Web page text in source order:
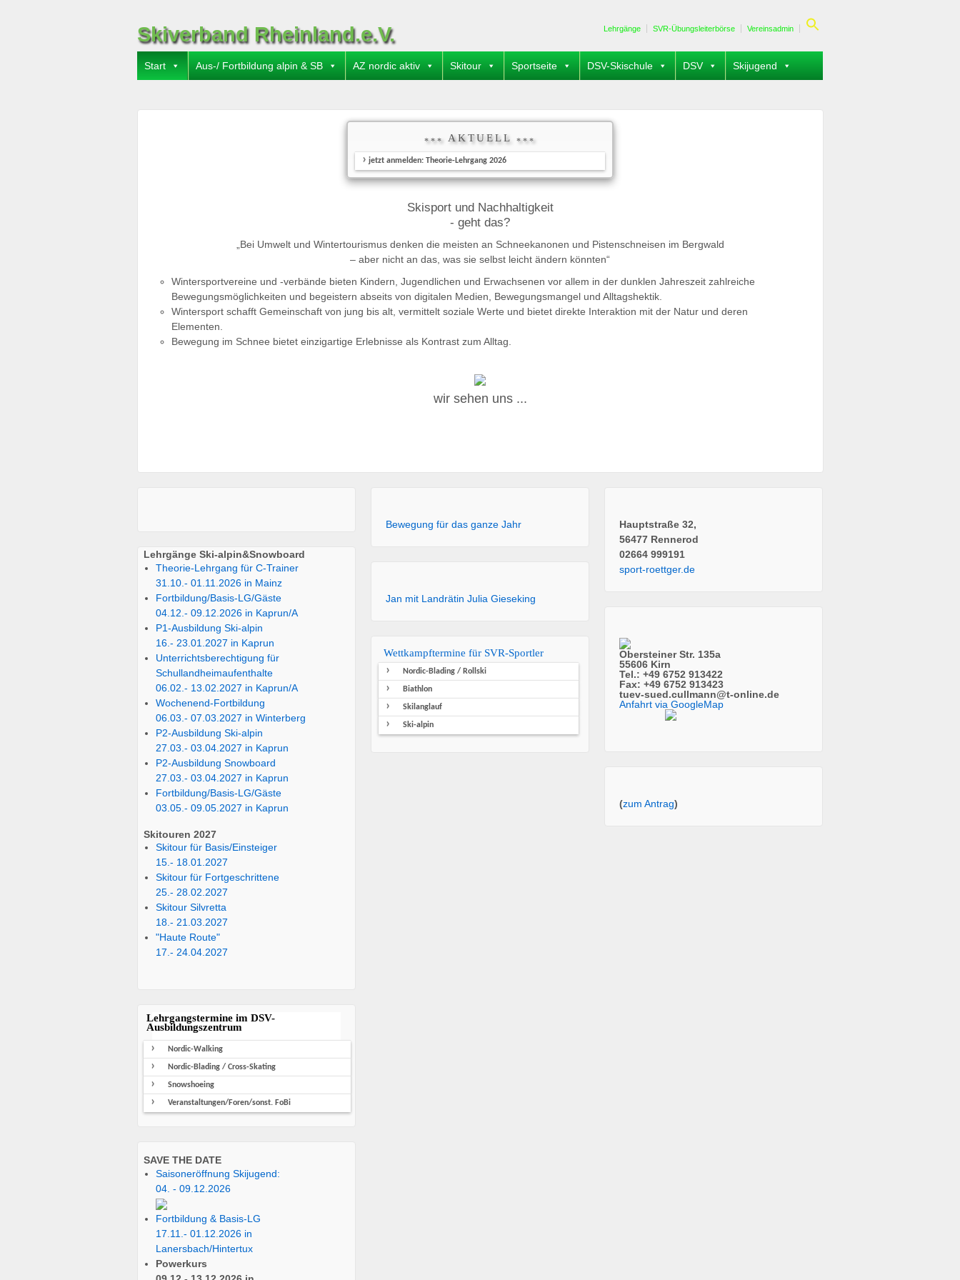
Lehrgänge SVR-Übungsleiterbörse Vereinsadmin
Skiverband Rheinland.e.V.
Start Aus-/ Fortbildung alpin & SB AZ nordic aktiv Skitour Sportseite DSV-Skischule DSV Skijugend
*** AKTUELL***
jetzt anmelden: Theorie-Lehrgang 2026
Skisport und Nachhaltigkeit
- geht das?
„Bei Umwelt und Wintertourismus denken die meisten an Schneekanonen und Pistenschneisen im Bergwald
– aber nicht an das, was sie selbst leicht ändern könnten“
Wintersportvereine und -verbände bieten Kindern, Jugendlichen und Erwachsenen vor allem in der dunklen Jahreszeit zahlreiche
Bewegungsmöglichkeiten und begeistern abseits von digitalen Medien, Bewegungsmangel und Alltagshektik.
Wintersport schafft Gemeinschaft von jung bis alt, vermittelt soziale Werte und bietet direkte Interaktion mit der Natur und deren
Elementen.
Bewegung im Schnee bietet einzigartige Erlebnisse als Kontrast zum Alltag.
wir sehen uns ...
Lehrgänge Ski-alpin&Snowboard
Theorie-Lehrgang für C-Trainer
31.10.- 01.11.2026 in Mainz
Fortbildung/Basis-LG/Gäste
04.12.- 09.12.2026 in Kaprun/A
P1-Ausbildung Ski-alpin
16.- 23.01.2027 in Kaprun
Unterrichtsberechtigung für
Schullandheimaufenthalte
06.02.- 13.02.2027 in Kaprun/A
Wochenend-Fortbildung
06.03.- 07.03.2027 in Winterberg
P2-Ausbildung Ski-alpin
27.03.- 03.04.2027 in Kaprun
P2-Ausbildung Snowboard
27.03.- 03.04.2027 in Kaprun
Fortbildung/Basis-LG/Gäste
03.05.- 09.05.2027 in Kaprun
Skitouren 2027
Skitour für Basis/Einsteiger
15.- 18.01.2027
Skitour für Fortgeschrittene
25.- 28.02.2027
Skitour Silvretta
18.- 21.03.2027
"Haute Route"
17.- 24.04.2027
Lehrgangstermine im DSV-
Ausbildungszentrum
Nordic-Walking
Nordic-Blading / Cross-Skating
Snowshoeing
Veranstaltungen/Foren/sonst. FoBi
SAVE THE DATE
Saisoneröffnung Skijugend:
04. - 09.12.2026
Fortbildung & Basis-LG
17.11.- 01.12.2026 in
Lanersbach/Hintertux
Powerkurs
Bewegung für das ganze Jahr
Jan mit Landrätin Julia Gieseking
Wettkampftermine für SVR-Sportler
Nordic-Blading / Rollski
Biathlon
Skilanglauf
Ski-alpin
Hauptstraße 32,
56477 Rennerod
02664 999191
sport-roettger.de
Obersteiner Str. 135a
55606 Kirn
Tel.: +49 6752 913422
Fax: +49 6752 913423
tuev-sued.cullmann@t-online.de
Anfahrt via GoogleMap
(zum Antrag)